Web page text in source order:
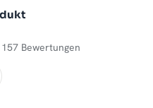
Bewertungen